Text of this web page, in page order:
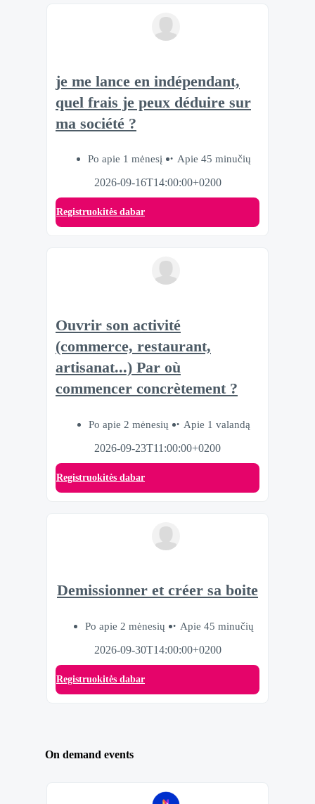
je me lance en indépendant,
quel frais je peux déduire sur
ma société ?
Po apie 1 mėnesį
Apie 45 minučių
2026-09-16T14:00:00+0200
Registruokitės dabar
Ouvrir son activité
(commerce, restaurant,
artisanat...) Par où
commencer concrètement ?
Po apie 2 mėnesių
Apie 1 valandą
2026-09-23T11:00:00+0200
Registruokitės dabar
Demissionner et créer sa boite
Po apie 2 mėnesių
Apie 45 minučių
2026-09-30T14:00:00+0200
Registruokitės dabar
On demand events